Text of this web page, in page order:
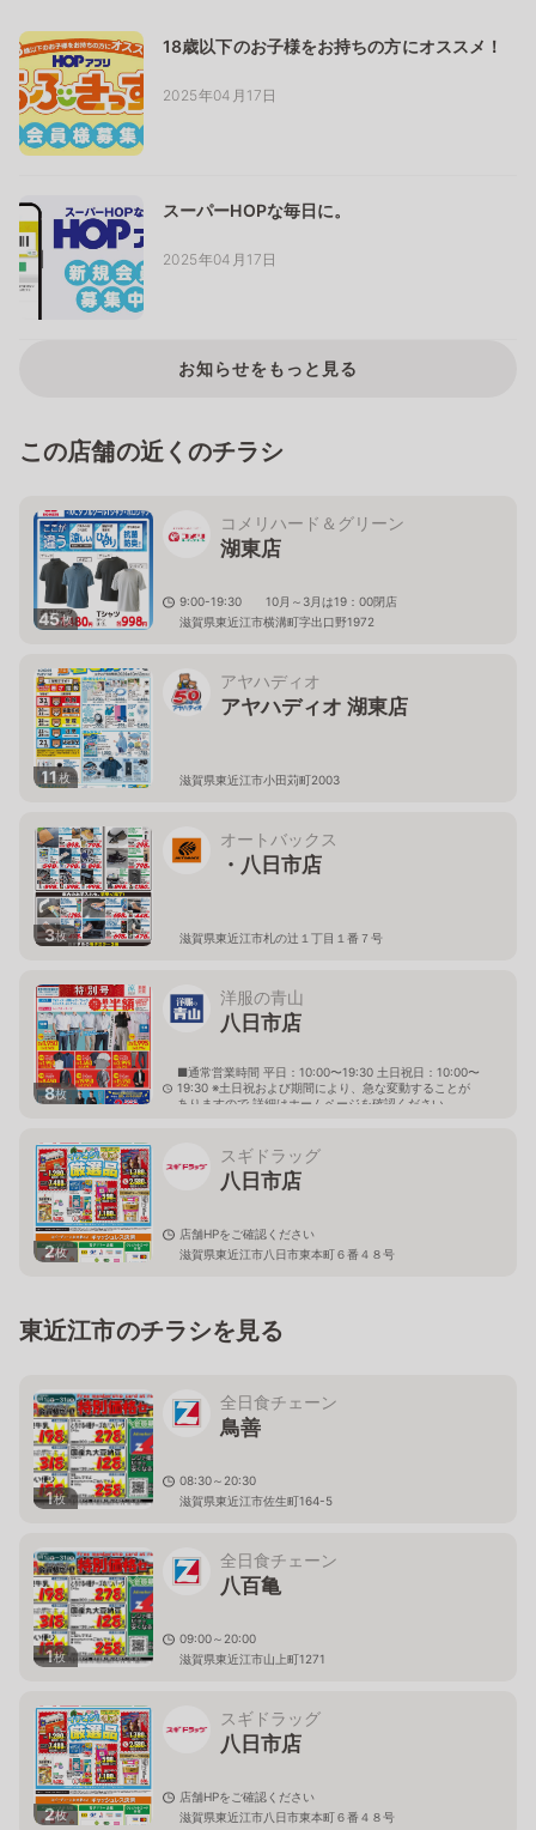
18歳以下のお子様をお持ちの方にオススメ！
2025年04月17日
スーパーHOPな毎日に。
2025年04月17日
お知らせをもっと見る
この店舗の近くのチラシ
45枚
コメリハード＆グリーン
湖東店
9:00-19:30 10月～3月は19：00閉店
滋賀県東近江市横溝町字出口野1972
11枚
アヤハディオ
アヤハディオ 湖東店
滋賀県東近江市小田苅町2003
3枚
オートバックス
・八日市店
滋賀県東近江市札の辻１丁目１番７号
8枚
洋服の青山
八日市店
■通常営業時間 平日：10:00〜19:30 土日祝日：10:00〜
19:30 ※土日祝および期間により、急な変動することが
ありますので 詳細はホームページを確認ください
2枚
スギドラッグ
八日市店
店舗HPをご確認ください
滋賀県東近江市八日市東本町６番４８号
東近江市のチラシを見る
1枚
全日食チェーン
鳥善
08:30～20:30
滋賀県東近江市佐生町164-5
1枚
全日食チェーン
八百亀
09:00～20:00
滋賀県東近江市山上町1271
2枚
スギドラッグ
八日市店
店舗HPをご確認ください
滋賀県東近江市八日市東本町６番４８号